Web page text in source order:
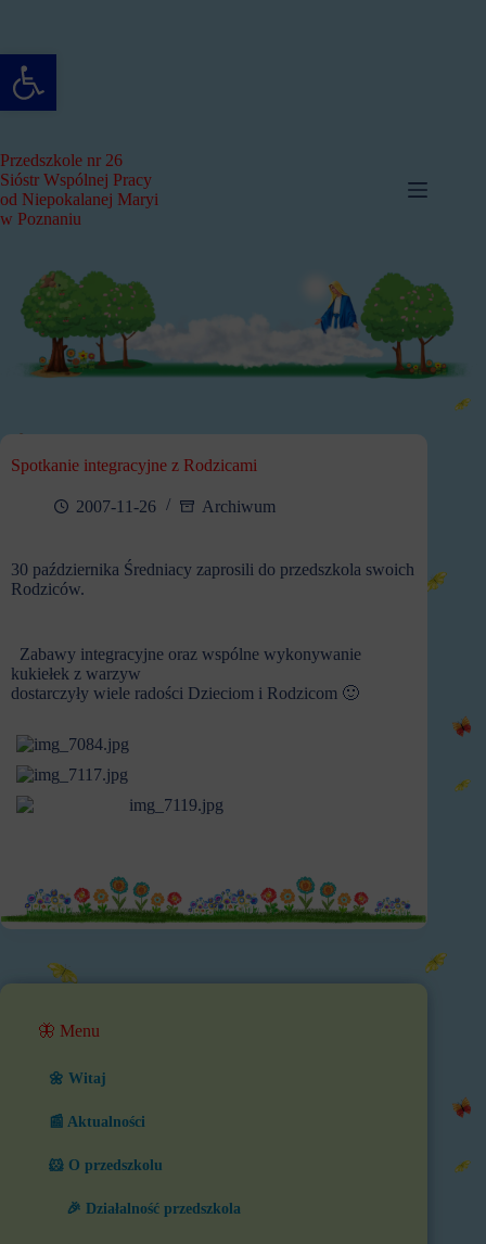
Otwórz pasek narzędzi
Przedszkole nr 26
Sióstr Wspólnej Pracy
od Niepokalanej Maryi
w Poznaniu
Spotkanie integracyjne z Rodzicami
2007-11-26 Archiwum
30 października Średniacy zaprosili do przedszkola swoich
Rodziców.
Zabawy integracyjne oraz wspólne wykonywanie
kukiełek z warzyw
dostarczyły wiele radości Dzieciom i Rodzicom 🙂
🦋 Menu
🌼 Witaj
📰 Aktualności
🐹 O przedszkolu
🎉 Działalność przedszkola